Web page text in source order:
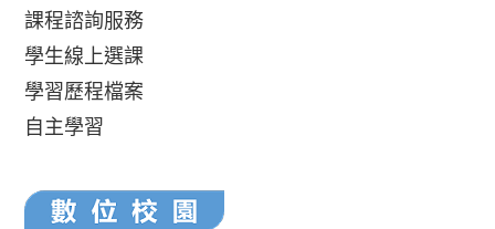
課程諮詢服務
學生線上選課
學習歷程檔案
自主學習